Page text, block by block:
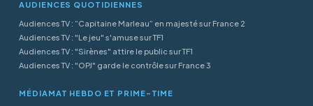
AUDIENCES QUOTIDIENNES
Audiences TV : “Capitaine Marleau” en majesté sur France 2
Audiences TV : "Le jeu" s'amuse sur TF1
Audiences TV : "Sirènes" attire le public sur TF1
Audiences TV : "OPJ" garde le contrôle sur France 3
MÉDIAMAT HEBDO ET PRIME-TIME